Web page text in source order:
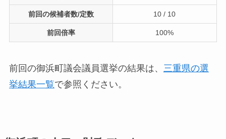
前回の候補者数/定数 10 / 10
前回倍率 100%
前回の御浜町議会議員選挙の結果は、 三重県の選
挙結果一覧で参照ください。